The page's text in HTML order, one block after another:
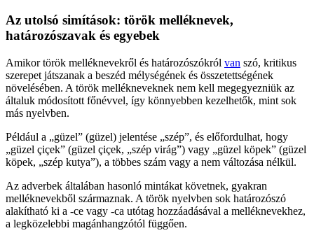
Az utolsó simítások: török melléknevek,
határozószavak és egyebek
Amikor török melléknevekről és határozószókról van szó, kritikus
szerepet játszanak a beszéd mélységének és összetettségének
növelésében. A török mellékneveknek nem kell megegyezniük az
általuk módosított főnévvel, így könnyebben kezelhetők, mint sok
más nyelvben.
Például a „güzel” (güzel) jelentése „szép”, és előfordulhat, hogy
„güzel çiçek” (güzel çiçek, „szép virág”) vagy „güzel köpek” (güzel
köpek, „szép kutya”), a többes szám vagy a nem változása nélkül.
Az adverbek általában hasonló mintákat követnek, gyakran
melléknevekből származnak. A török nyelvben sok határozószó
alakítható ki a -ce vagy -ca utótag hozzáadásával a melléknevekhez,
a legközelebbi magánhangzótól függően.